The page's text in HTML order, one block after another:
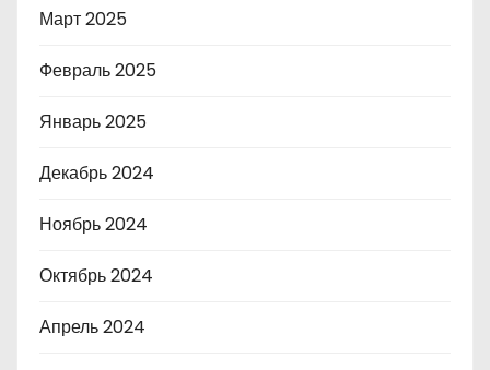
Март 2025
Февраль 2025
Январь 2025
Декабрь 2024
Ноябрь 2024
Октябрь 2024
Апрель 2024